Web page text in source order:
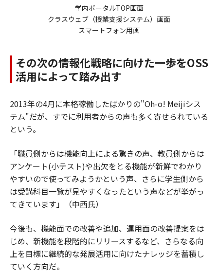
学内ポータルTOP画面
クラスウェブ（授業支援システム）画面
スマートフォン用画
その次の情報化戦略に向けた一歩をOSS
活用によって踏み出す
2013年の4月に本格稼働したばかりの"Oh-o! Meijiシス
テム"だが、すでに利用者からの声も多く寄せられている
という。
「職員側からは機能向上による驚きの声、教員側からは
アンケート(小テスト)や出欠をとる機能が新鮮でわかり
やすいので使ってみようかという声、さらに学生側から
は受講科目一覧が見やすくなったという声などが挙がっ
てきています」（中西氏）
今後も、機能面での改善や追加、運用面の改善提案をは
じめ、新機能を段階的にリリースするなど、さらなる向
上を目標に継続的な発展活用に向けたナレッジを蓄積し
ていく方向だ。